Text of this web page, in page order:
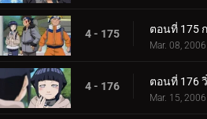
4 - 175
Mar. 08, 2006
4 - 176
Mar. 15, 2006